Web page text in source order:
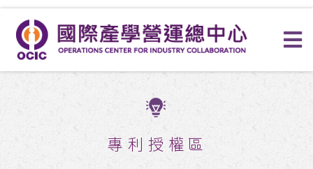
專利授權區